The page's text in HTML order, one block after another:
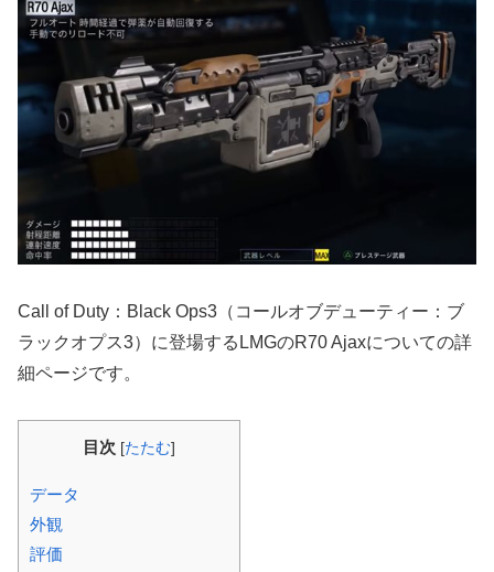
Call of Duty：Black Ops3（コールオブデューティー：ブ
ラックオプス3）に登場するLMGのR70 Ajaxについての詳
細ページです。
目次 [たたむ]
データ
外観
評価